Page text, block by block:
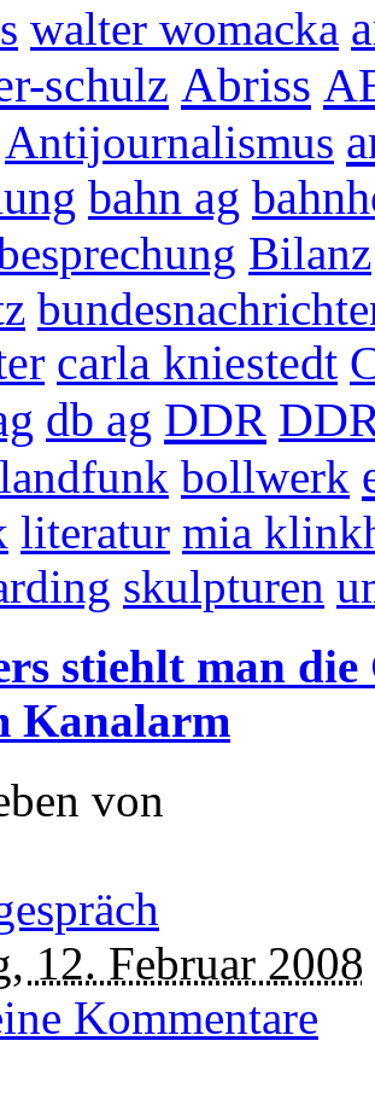
walter womacka
schulz Abriss
Antijournalismus
bahn ag
Bilanz
carla kniestedt
db ag DDR
bollwerk
literatur mia
skulpturen
stiehlt man
Kanalarm
von
12. Februar 2008
Kommentare